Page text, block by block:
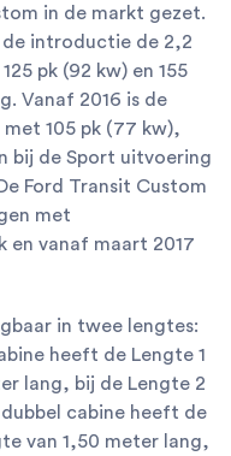
in de markt gezet.
introductie de 2,2
pk (92 kw) en 155
Vanaf 2016 is de
105 pk (77 kw),
bij de Sport uitvoering
Ford Transit Custom
met
en vanaf maart 2017
in twee lengtes:
heeft de Lengte 1
lang, bij de Lengte 2
cabine heeft de
van 1,50 meter lang,